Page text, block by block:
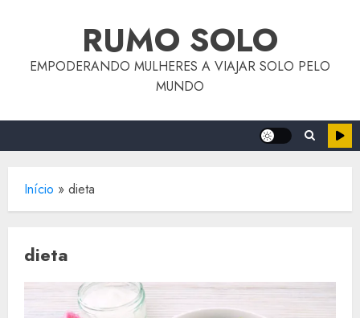
RUMO SOLO
EMPODERANDO MULHERES A VIAJAR SOLO PELO
MUNDO
Início » dieta
dieta